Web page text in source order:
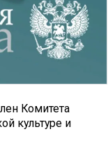
Комитета
культуре и